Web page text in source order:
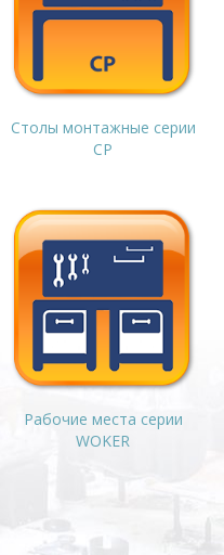
Столы монтажные серии
СР
Рабочие места серии
WOKER